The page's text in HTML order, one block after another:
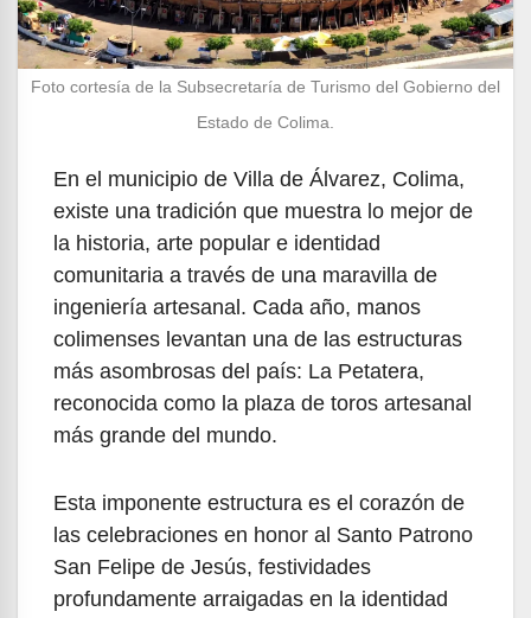
Foto cortesía de la Subsecretaría de Turismo del Gobierno del
Estado de Colima.
En el municipio de Villa de Álvarez, Colima,
existe una tradición que muestra lo mejor de
la historia, arte popular e identidad
comunitaria a través de una maravilla de
ingeniería artesanal. Cada año, manos
colimenses levantan una de las estructuras
más asombrosas del país: La Petatera,
reconocida como la plaza de toros artesanal
más grande del mundo.
Esta imponente estructura es el corazón de
las celebraciones en honor al Santo Patrono
San Felipe de Jesús, festividades
profundamente arraigadas en la identidad